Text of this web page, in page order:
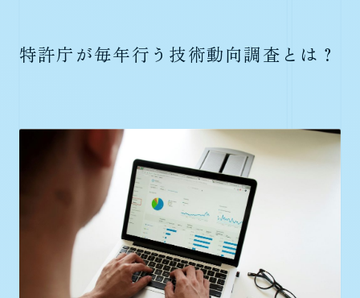
特許庁が毎年行う技術動向調査とは？